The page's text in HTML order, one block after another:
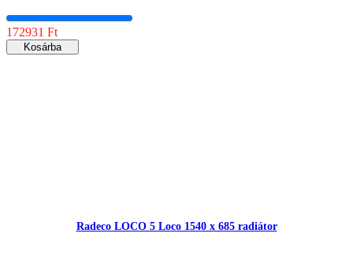
172931 Ft
Kosárba
Radeco LOCO 5 Loco 1540 x 685 radiátor